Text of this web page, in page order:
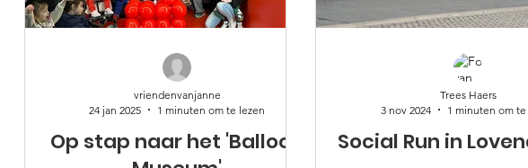
Op stap naar het 'Balloon
vriendenvanjanne
24 jan 2025
1 minuten om te lezen
Social Run in
Trees Haers
3 nov 2024
1 minuten om te